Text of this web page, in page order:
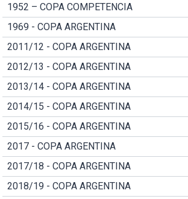
1952 – COPA COMPETENCIA
1969 - COPA ARGENTINA
2011/12 - COPA ARGENTINA
2012/13 - COPA ARGENTINA
2013/14 - COPA ARGENTINA
2014/15 - COPA ARGENTINA
2015/16 - COPA ARGENTINA
2017 - COPA ARGENTINA
2017/18 - COPA ARGENTINA
2018/19 - COPA ARGENTINA